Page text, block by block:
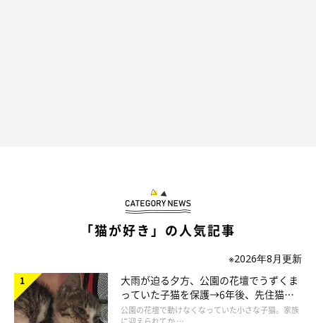
「猫が好き」の人気記事
※2026年8月更新
大雨が迫る夕方、公園の花壇でうずくま
っていた子猫を保護→6年後、先住猫
と“姉妹”のような関係に
公園の花壇で動けなくなっていた小さな子猫。家族